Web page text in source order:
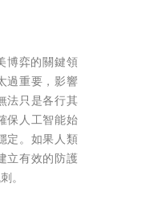
博弈的關鍵領
過重要，影響
法只是各行其
保人工智能始
定。如果人類
立有效的防護
。